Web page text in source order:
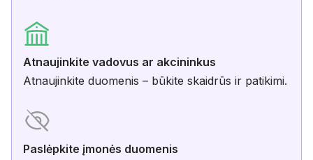
Atnaujinkite vadovus ar akcininkus
Atnaujinkite duomenis – būkite skaidrūs ir patikimi.
Paslėpkite įmonės duomenis